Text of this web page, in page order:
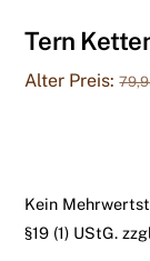
Tern
Alter Preis:
Kein
§19 (1) UStG.